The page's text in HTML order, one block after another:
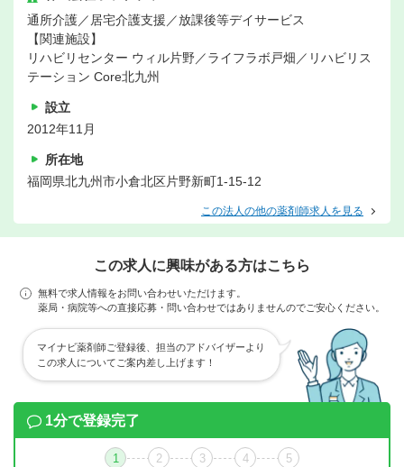
通所介護／居宅介護支援／放課後等デイサービス
【関連施設】
リハビリセンター ウィル片野／ライフラボ戸畑／リハビリス
テーション Core北九州
設立
2012年11月
所在地
福岡県北九州市小倉北区片野新町1-15-12
この法人の他の薬剤師求人を見る
この求人に興味がある方はこちら
無料で求人情報をお問い合わせいただけます。
薬局・病院等への直接応募・問い合わせではありませんのでご安心ください。
マイナビ薬剤師ご登録後、担当のアドバイザーより
この求人についてご案内差し上げます！
1分で登録完了
1 2 3 4 5